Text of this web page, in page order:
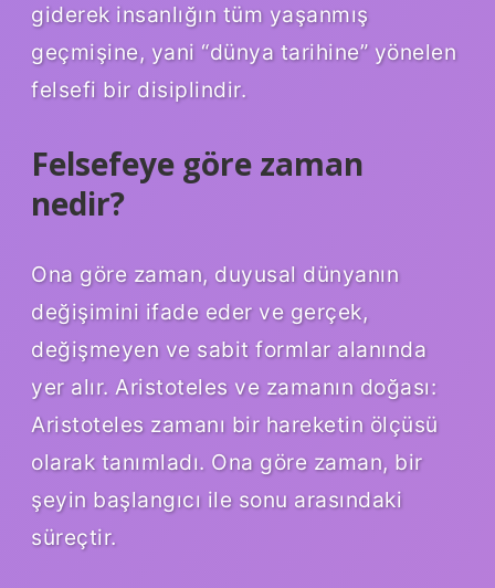
giderek insanlığın tüm yaşanmış
geçmişine, yani “dünya tarihine” yönelen
felsefi bir disiplindir.
Felsefeye göre zaman
nedir?
Ona göre zaman, duyusal dünyanın
değişimini ifade eder ve gerçek,
değişmeyen ve sabit formlar alanında
yer alır. Aristoteles ve zamanın doğası:
Aristoteles zamanı bir hareketin ölçüsü
olarak tanımladı. Ona göre zaman, bir
şeyin başlangıcı ile sonu arasındaki
süreçtir.